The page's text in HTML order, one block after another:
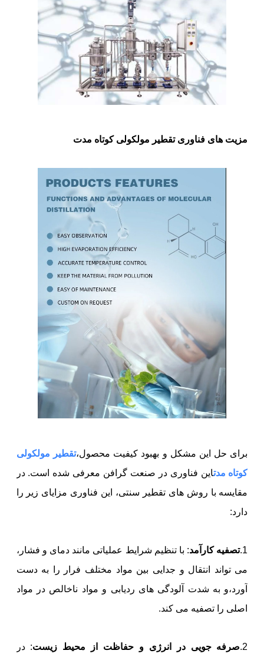
مزیت های فناوری تقطیر مولکولی کوتاه مدت
برای حل این مشکل و بهبود کیفیت محصول،تقطیر مولکولی
کوتاه مدتاین فناوری در صنعت گرافن معرفی شده است. در
مقایسه با روش های تقطیر سنتی، این فناوری مزایای زیر را
دارد:
1. تصفیه کارآمد: با تنظیم شرایط عملیاتی مانند دمای و فشار،
می تواند انتقال و جدایی بین مواد مختلف فرار را به دست
آورد،و به شدت آلودگی های ردیابی و مواد ناخالص در مواد
اصلی را تصفیه می کند.
2. صرفه جویی در انرژی و حفاظت از محیط زیست: در